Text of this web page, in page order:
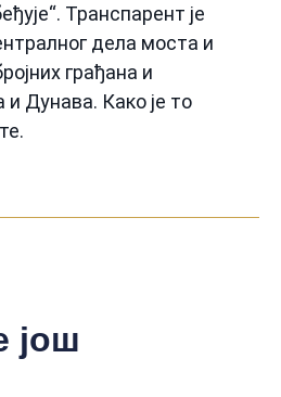
Транспарент је
дела моста и
грађана и
и Дунава. Како је то
још